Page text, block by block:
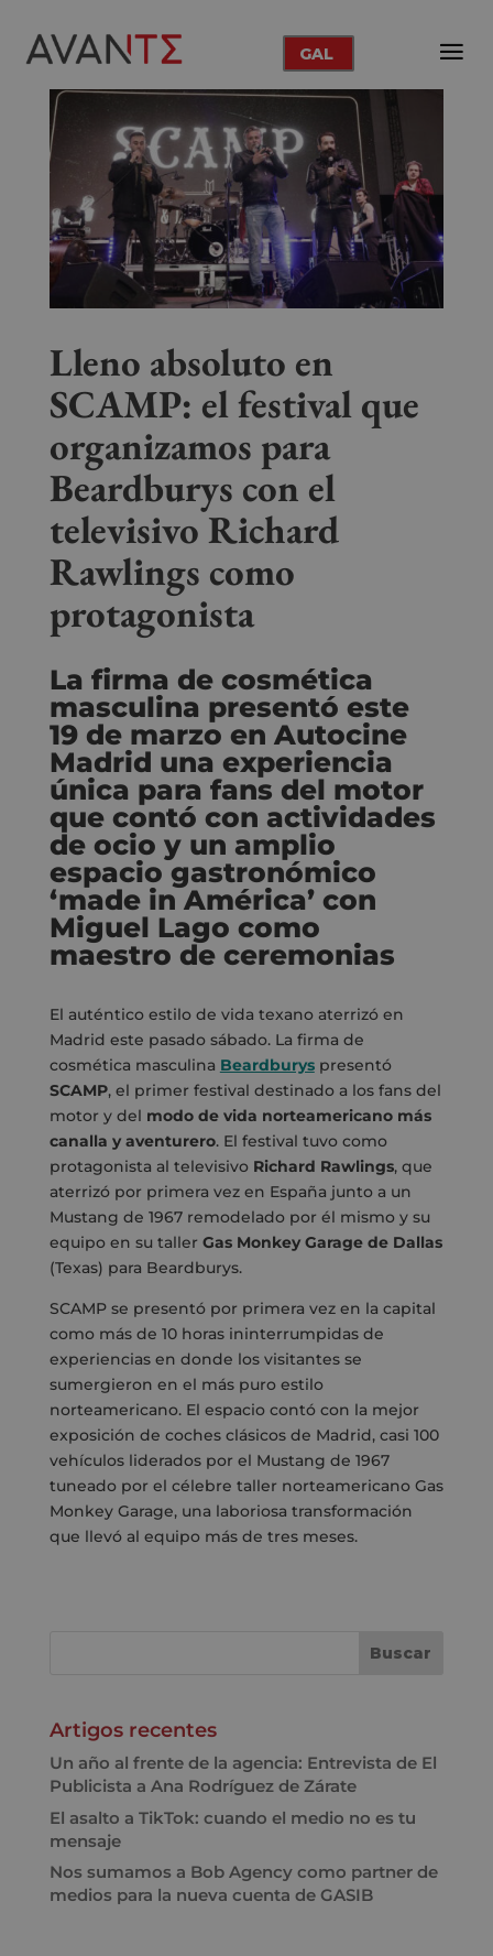
GAL
Lleno absoluto en
SCAMP: el festival que
organizamos para
Beardburys con el
televisivo Richard
Rawlings como
protagonista
La firma de cosmética
masculina presentó este
19 de marzo en Autocine
Madrid una experiencia
única para fans del motor
que contó con actividades
de ocio y un amplio
espacio gastronómico
‘made in América’ con
Miguel Lago como
maestro de ceremonias
El auténtico estilo de vida texano aterrizó en
Madrid este pasado sábado. La firma de
cosmética masculina Beardburyspresentó
SCAMP, el primer festival destinado a los fans del
motor y del modo de vida norteamericano más
canalla y aventurero. El festival tuvo como
protagonista al televisivo Richard Rawlings, que
aterrizó por primera vez en España junto a un
Mustang de 1967 remodelado por él mismo y su
equipo en su taller Gas Monkey Garage de Dallas
(Texas) para Beardburys.
SCAMP se presentó por primera vez en la capital
como más de 10 horas ininterrumpidas de
experiencias en donde los visitantes se
sumergieron en el más puro estilo
norteamericano. El espacio contó con la mejor
exposición de coches clásicos de Madrid, casi 100
vehículos liderados por el Mustang de 1967
tuneado por el célebre taller norteamericano Gas
Monkey Garage, una laboriosa transformación
que llevó al equipo más de tres meses.
Artigos recentes
Un año al frente de la agencia: Entrevista de El
Publicista a Ana Rodríguez de Zárate
El asalto a TikTok: cuando el medio no es tu
mensaje
Nos sumamos a Bob Agency como partner de
medios para la nueva cuenta de GASIB